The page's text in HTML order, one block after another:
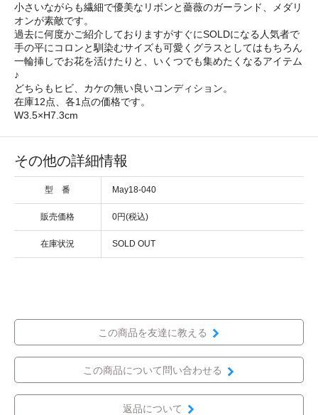
小さいながらも繊細で優美なリボンと薔薇のガーランド、メダリ
オンが素敵です。
過去に何度かご紹介しておりますがすぐにSOLDになる人気者で
手の平にコロンと馴染むサイズも可愛くグラスとしてはもちろん
一輪挿しでお花を活けたりと、いくつでも集めたくなるアイテム
♪
どちらもヒビ、カケの無い良いコンディション。
在庫12点、各1点の価格です。
W3.5×H7.3cm
その他の詳細情報
型 番 May18-040
販売価格 0円(税込)
在庫状況 SOLD OUT
この商品を友達に教える
この商品について問い合わせる
返品について